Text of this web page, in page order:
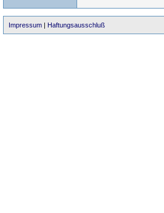
Impressum | Haftungsausschluß